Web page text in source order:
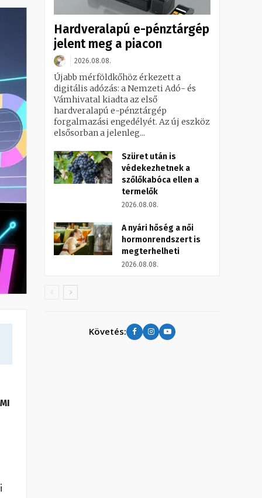
Hardveralapú e-pénztárgép
jelent meg a piacon
2026.08.08.
Újabb mérföldkőhöz érkezett a
digitális adózás: a Nemzeti Adó- és
Vámhivatal kiadta az első
hardveralapú e-pénztárgép
forgalmazási engedélyét. Az új eszköz
elsősorban a jelenleg...
Szüret után is
védekezhetnek a
szőlőkabóca ellen a
termelők
2026.08.08.
A nyári hőség a női
hormonrendszert is
megterhelheti
2026.08.08.
Követés: